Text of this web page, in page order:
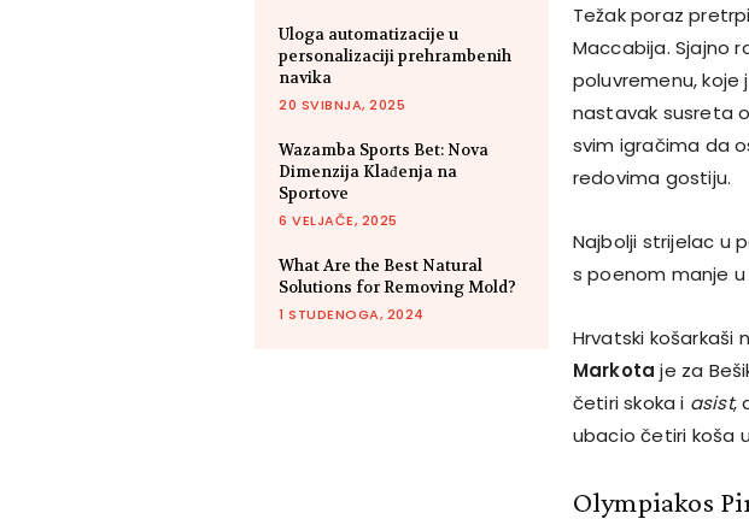
Uloga automatizacije u
personalizaciji prehrambenih
navika
20 SVIBNJA, 2025
Wazamba Sports Bet: Nova
Dimenzija Klađenja na
Sportove
6 VELJAČE, 2025
What Are the Best Natural
Solutions for Removing Mold?
1 STUDENOGA, 2024
Težak poraz
Maccabija. Sjajno
poluvremenu, koje
nastavak susreta
svim igračima da
redovima gostiju.
Najbolji strijelac u
s poenom manje
Hrvatski košarkaši
Markota je za
četiri skoka i asist,
ubacio četiri koša
Olympiakos